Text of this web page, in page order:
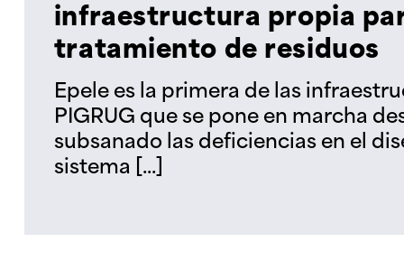
infraestructura propia
tratamiento de residuos
Epele es la primera de las
PIGRUG que se pone en marcha
subsanado las deficiencias en el
sistema [...]